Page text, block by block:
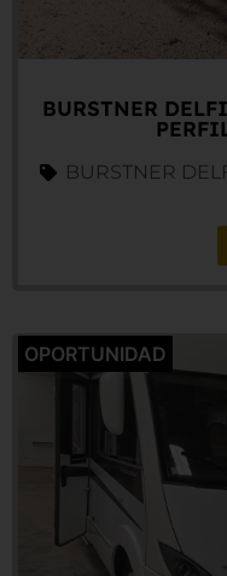
BURSTNER
BURSTNER
OPORTUNIDAD